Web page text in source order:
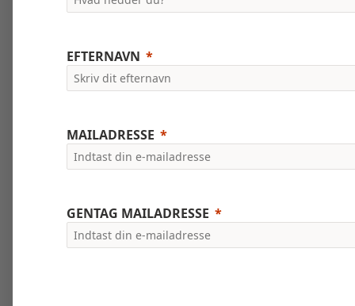
EFTERNAVN
MAILADRESSE
GENTAG MAILADRESSE